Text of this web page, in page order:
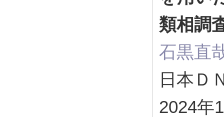
類相調
石黒直
日本Ｄ
2024年